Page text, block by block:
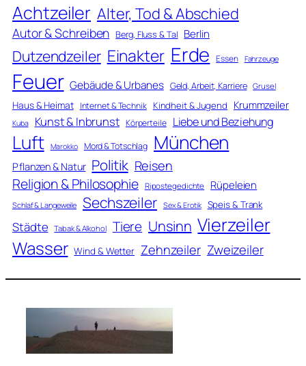
Achtzeiler Alter, Tod & Abschied
Autor & Schreiben Berg, Fluss & Tal Berlin
Dutzendzeiler Einakter Erde Essen Fahrzeuge
Feuer Gebäude & Urbanes Geld, Arbeit, Karriere Grusel
Haus & Heimat Internet & Technik Kindheit & Jugend Krummzeiler
Kuba Kunst & Inbrunst Körperteile Liebe und Beziehung
Luft Marokko Mord & Totschlag München
Pflanzen & Natur Politik Reisen
Religion & Philosophie Ripostegedichte Rüpeleien
Schlaf & Langeweile Sechszeiler Sex & Erotik Speis & Trank
Städte Tabak & Alkohol Tiere Unsinn Vierzeiler
Wasser Wind & Wetter Zehnzeiler Zweizeiler